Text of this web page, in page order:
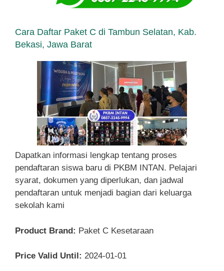
Cara Daftar Paket C di Tambun Selatan, Kab.
Bekasi, Jawa Barat
Dapatkan informasi lengkap tentang proses
pendaftaran siswa baru di PKBM INTAN. Pelajari
syarat, dokumen yang diperlukan, dan jadwal
pendaftaran untuk menjadi bagian dari keluarga
sekolah kami
Product Brand: Paket C Kesetaraan
Price Valid Until: 2024-01-01